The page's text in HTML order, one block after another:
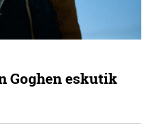
Goghen eskutik